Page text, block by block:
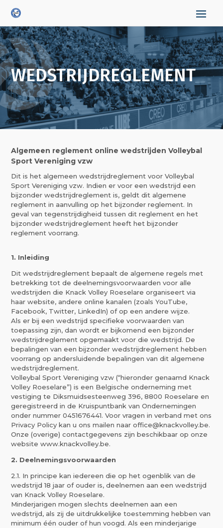
WEDSTRIJDREGLEMENT
Algemeen reglement online wedstrijden Volleybal
Sport Vereniging vzw
Dit is het algemeen wedstrijdreglement voor Volleybal
Sport Vereniging vzw. Indien er voor een wedstrijd een
bijzonder wedstrijdreglement is, geldt dit algemene
reglement in aanvulling op het bijzonder reglement. In
geval van tegenstrijdigheid tussen dit reglement en het
bijzonder wedstrijdreglement heeft het bijzonder
reglement voorrang.
1. Inleiding
Dit wedstrijdreglement bepaalt de algemene regels met
betrekking tot de deelnemingsvoorwaarden voor alle
wedstrijden die Knack Volley Roeselare organiseert via
haar website, andere online kanalen (zoals YouTube,
Facebook, Twitter, LinkedIn) of op een andere wijze.
Als er bij een wedstrijd specifieke voorwaarden van
toepassing zijn, dan wordt er bijkomend een bijzonder
wedstrijdreglement opgemaakt voor die wedstrijd. De
bepalingen van een bijzonder wedstrijdreglement hebben
voorrang op andersluidende bepalingen van dit algemene
wedstrijdreglement.
Volleybal Sport Vereniging vzw (“hieronder genaamd Knack
Volley Roeselare”) is een Belgische onderneming met
vestiging te Diksmuidsesteenweg 396, 8800 Roeselare en
geregistreerd in de Kruispuntbank van Ondernemingen
onder nummer 0451676441. Voor vragen in verband met ons
Privacy Policy kan u ons mailen naar office@knackvolley.be.
Onze (overige) contactgegevens zijn beschikbaar op onze
website www.knackvolley.be.
2. Deelnemingsvoorwaarden
2.1. In principe kan iedereen die op het ogenblik van de
wedstrijd 18 jaar of ouder is, deelnemen aan een wedstrijd
van Knack Volley Roeselare.
Minderjarigen mogen slechts deelnemen aan een
wedstrijd, als zij de uitdrukkelijke toestemming hebben van
minimum één ouder of hun voogd. Als een minderjarige